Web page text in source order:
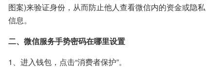
图案)来验证身份，从而防止他人查看微信内的资金或隐私
信息。
二、微信服务手势密码在哪里设置
1、进入钱包，点击“消费者保护”。